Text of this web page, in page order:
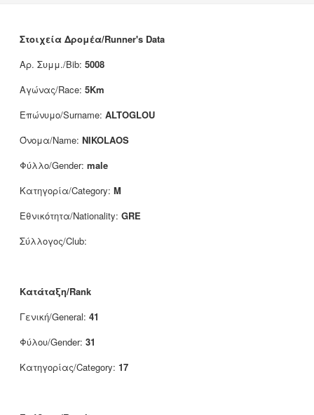
Στοιχεία Δρομέα/Runner's Data
Αρ. Συμμ./Bib: 5008
Αγώνας/Race: 5Km
Επώνυμο/Surname: ALTOGLOU
Όνομα/Name: NIKOLAOS
Φύλλο/Gender: male
Κατηγορία/Category: M
Εθνικότητα/Nationality: GRE
Σύλλογος/Club:
Κατάταξη/Rank
Γενική/General: 41
Φύλου/Gender: 31
Κατηγορίας/Category: 17